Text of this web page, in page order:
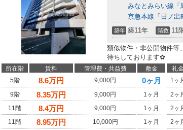
みなとみらい線 「
京急本線 「 日ノ出
築年 築11年 階数 11
類似物件・非公開物件等
待ちしております✿
所在階 賃料 管理費・共益費 敷金 礼金
5階
8.6万円 9,000円 0ヶ月 1ヶ
9階
8.35万円 9,000円 1ヶ月 2ヶ
11階
8.4万円 9,000円 1ヶ月 2ヶ
11階
8.95万円 10,000円 1ヶ月 2ヶ